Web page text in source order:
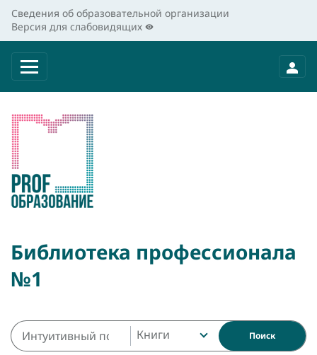
Сведения об образовательной организации
Версия для слабовидящих
Библиотека профессионала
№1
Книги Поиск